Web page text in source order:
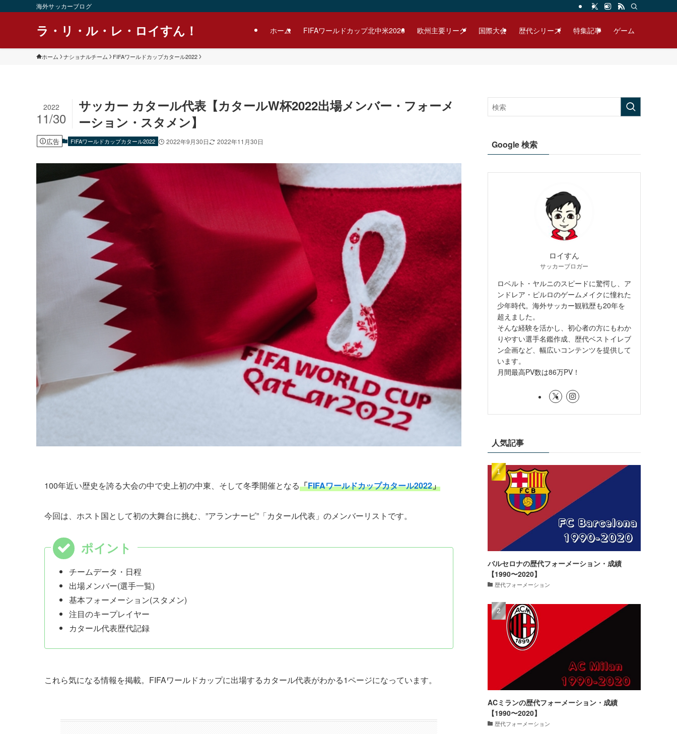
海外サッカーブログ
ラ・リ・ル・レ・ロイすん！ ホーム FIFAワールドカップ北中米2026 欧州主要リーグ 国際大会 歴代シリーズ 特集記事 ゲーム
ホーム ナショナルチーム FIFAワールドカップカタール2022
サッカー カタール代表【カタールW杯2022出場メンバー・フォーメ
ーション・スタメン】
2022
11/30
広告 FIFAワールドカップカタール2022 2022年9月30日 2022年11月30日
100年近い歴史を誇る大会の中で史上初の中東、そして冬季開催となる「FIFAワールドカップカタール2022」
今回は、ホスト国として初の大舞台に挑む、”アランナービ” 「カタール代表」 のメンバーリストです。
チームデータ・日程
出場メンバー(選手一覧)
基本フォーメーション(スタメン)
注目のキープレイヤー
カタール代表歴代記録
これら気になる情報を掲載。FIFAワールドカップに出場するカタール代表がわかる1ページになっています。
Google 検索
ロイすん
サッカーブロガー
ロベルト・ヤルニのスピードに驚愕し、ア
ンドレア・ピルロのゲームメイクに憧れた
少年時代。海外サッカー観戦歴も20年を
超えました。
そんな経験を活かし、初心者の方にもわか
りやすい選手名鑑作成、歴代ベストイレブ
ン企画など、幅広いコンテンツを提供して
います。
月間最高PV数は86万PV！
人気記事
バルセロナの歴代フォーメーション・成績
【1990〜2020】
歴代フォーメーション
ACミランの歴代フォーメーション・成績
【1990〜2020】
歴代フォーメーション